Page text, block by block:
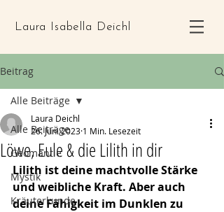
Laura Isabella Deichl
Beitrag
Alle Beiträge
Geomantie
Mystik
Kräuterkunde
Alle Beiträge
Löwe, Eule & die Lilith in dir
Laura Deichl
26. Juni 2023 1 Min. Lesezeit
Lilith ist deine machtvolle Stärke
und weibliche Kraft. Aber auch
deine Fähigkeit im Dunklen zu